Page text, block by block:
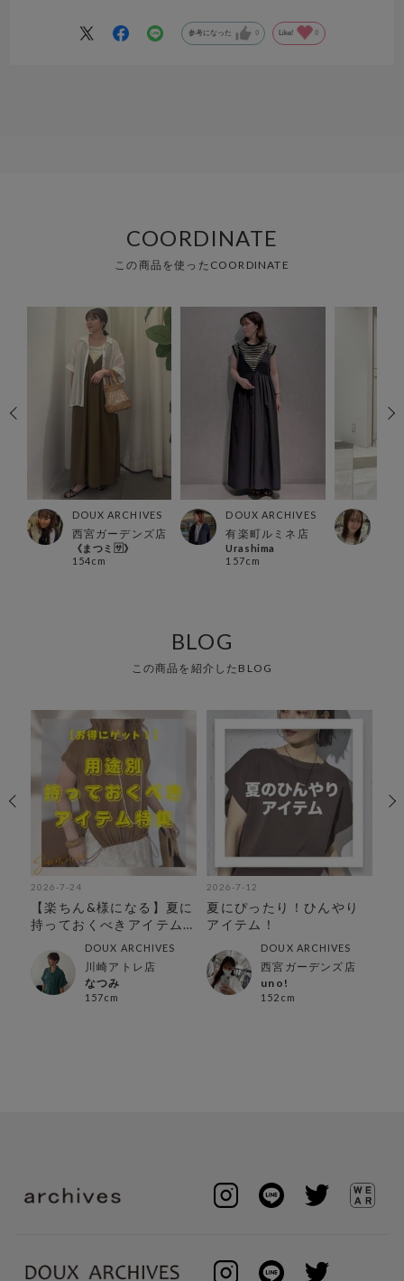
参考になった 0 Like! 0
COORDINATE
この商品を使ったCOORDINATE
DOUX ARCHIVES
西宮ガーデンズ店
《まつミ🈂️》
154cm
DOUX ARCHIVES
有楽町ルミネ店
Urashima
157cm
BLOG
この商品を紹介したBLOG
2026-7-24
【楽ちん&様になる】夏に
持っておくべきアイテム
DOUX ARCHIVES
川崎アトレ店
なつみ
157cm
2026-7-12
夏にぴったり！ひんやり
アイテム！
DOUX ARCHIVES
西宮ガーデンズ店
uno!
152cm